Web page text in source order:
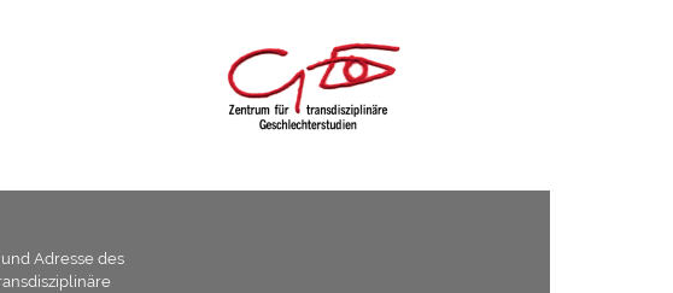
Adresse des